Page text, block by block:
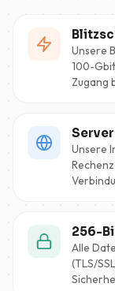
Unsere
100-
Zugang
Server
Unsere
256-
Alle
(TLS/